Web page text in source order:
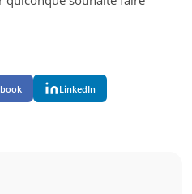
LinkedIn